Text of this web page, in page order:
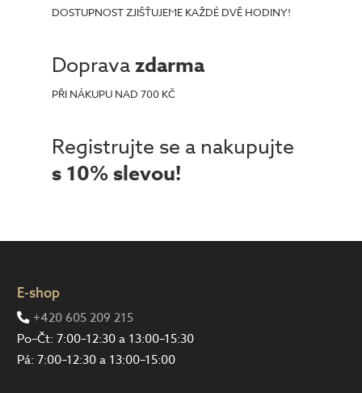
DOSTUPNOST ZJIŠŤUJEME KAŽDÉ DVĚ HODINY!
Dopravazdarma
PŘI NÁKUPU NAD 700 KČ
Registrujte se a nakupujte
s 10% slevou!
E-shop
+420 605 209 215
Po–Čt: 7:00–12:30 a 13:00–15:30
Pá: 7:00–12:30 a 13:00–15:00